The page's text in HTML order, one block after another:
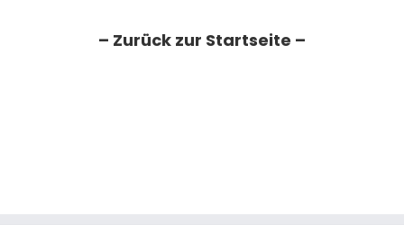
– Zurück zur Startseite –